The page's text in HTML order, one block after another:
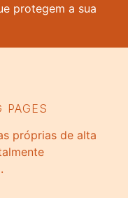
protegem a sua
PAGES
próprias de alta